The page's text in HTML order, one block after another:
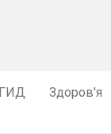
ГИД Здоров'я